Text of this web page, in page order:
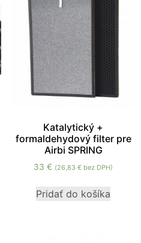
Katalytický +
formaldehydový filter pre
Airbi SPRING
33€ (26,83€ bez DPH)
Pridať do košíka